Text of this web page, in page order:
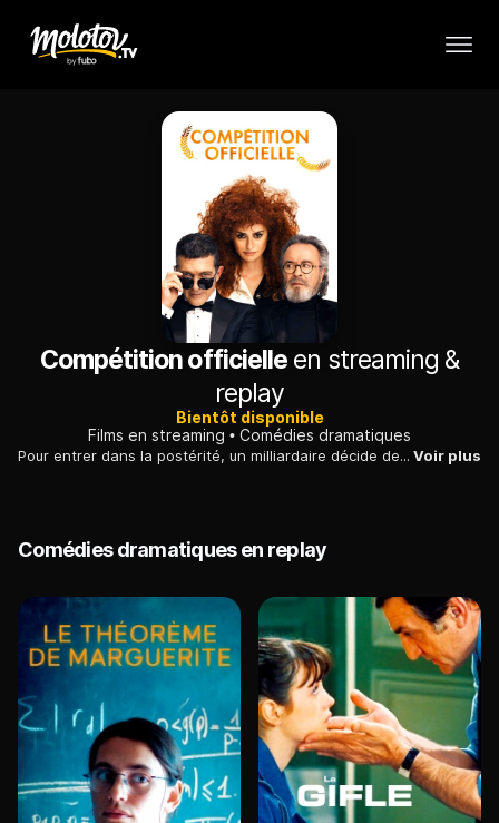
Compétition officielle en streaming &
replay
Bientôt disponible
Films en streaming
Comédies dramatiques
Pour entrer dans la postérité, un milliardaire décide de financer un film qui fera grand bruit. Pour ce faire, il fait appel à des pontes du cinéma. Voir plus
Comédies dramatiques en replay